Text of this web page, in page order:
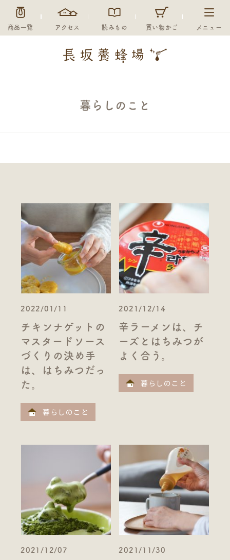
商品一覧 アクセス 読みもの 買い物かご メニュー
暮らしのこと
2022/01/11
チキンナゲットの
マスタードソース
づくりの決め手
は、はちみつだっ
た。
暮らしのこと
2021/12/14
辛ラーメンは、チ
ーズとはちみつが
よく合う。
暮らしのこと
2021/12/07 2021/11/30